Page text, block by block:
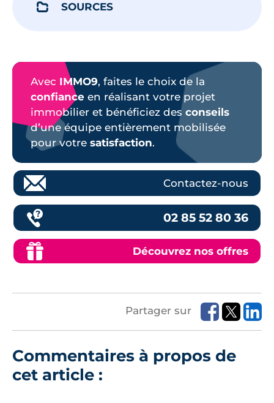
SOURCES
Avec IMMO9, faites le choix de la
confiance en réalisant votre projet
immobilier et bénéficiez des conseils
d’une équipe entièrement mobilisée
pour votre satisfaction.
Contactez-nous
02 85 52 80 36
Découvrez nos offres
Partager sur
Commentaires à propos de
cet article :